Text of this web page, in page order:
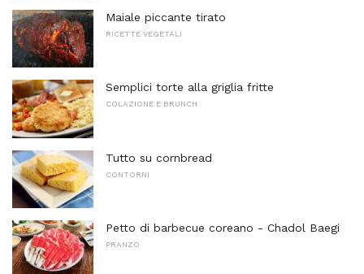
Maiale piccante tirato
RICETTE VEGETALI
Semplici torte alla griglia fritte
COLAZIONE E BRUNCH
Tutto su cornbread
CONTORNI
Petto di barbecue coreano - Chadol Baegi
PRANZO